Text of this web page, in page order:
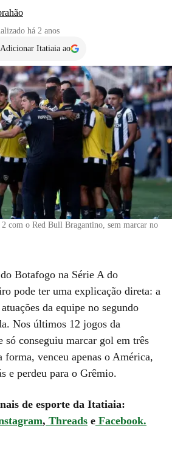
há 2 anos
Adicionar Itatiaia ao
com o Red Bull Bragantino, sem marcar no
Botafogo na Série A do
pode ter uma explicação direta: a
da equipe no segundo
Nos últimos 12 jogos da
só conseguiu marcar gol em três
forma, venceu apenas o América,
e perdeu para o Grêmio.
de esporte da Itatiaia:
, Threads e Facebook.